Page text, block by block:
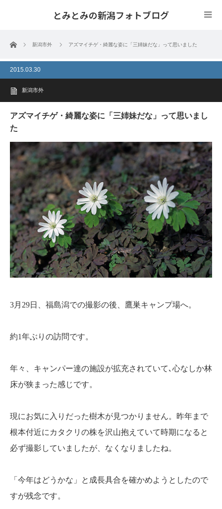
とみとみの新潟フォトブログ
ホーム 新潟市外 アズマイチゲ・綺麗な姿に「三姉妹だな」って思いました
2015.03.30
新潟市外
アズマイチゲ・綺麗な姿に「三姉妹だな」って思いまし
た
3月29日、福島潟での撮影の後、鷹巣キャンプ場へ。
約1年ぶりの訪問です。
年々、キャンパー達の施設が拡充されていて､心なしか林
床が狭まった感じです。
現にお気に入りだった樹木が見つかりません。昨年まで
根本付近にカタクリの株を沢山抱えていて時期になると
必ず撮影していましたが、なくなりましたね。
「今年はどうかな」と成長具合を確かめようとしたので
すが残念です。